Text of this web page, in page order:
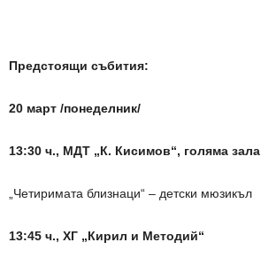
Предстоящи събития:
20 март /понеделник/
13:30 ч., МДТ „К. Кисимов“, голяма зала
„Четиримата близнаци“ – детски мюзикъл
13:45 ч., ХГ „Кирил и Методий“